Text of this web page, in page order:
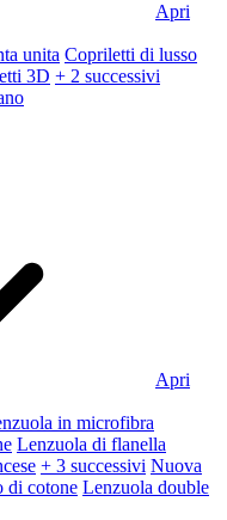
Apri
unita Copriletti di lusso
3D + 2 successivi
Apri
in microfibra
Lenzuola di flanella
+ 3 successivi Nuova
di cotone Lenzuola double